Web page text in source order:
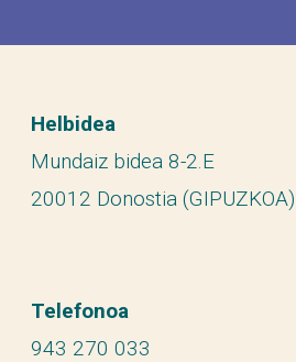
Helbidea
Mundaiz bidea 8-2.E
20012 Donostia (GIPUZKOA)
Telefonoa
943 270 033